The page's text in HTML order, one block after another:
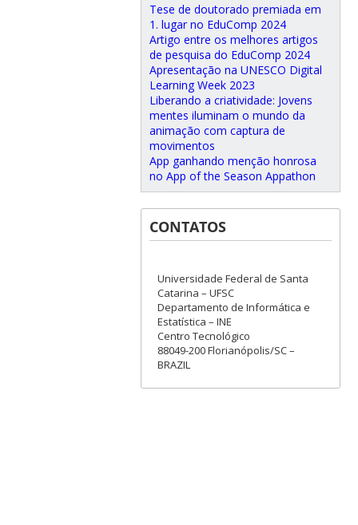
Tese de doutorado premiada em
1. lugar no EduComp 2024
Artigo entre os melhores artigos
de pesquisa do EduComp 2024
Apresentação na UNESCO Digital
Learning Week 2023
Liberando a criatividade: Jovens
mentes iluminam o mundo da
animação com captura de
movimentos
App ganhando menção honrosa
no App of the Season Appathon
CONTATOS
Universidade Federal de Santa
Catarina – UFSC
Departamento de Informática e
Estatística – INE
Centro Tecnológico
88049-200 Florianópolis/SC –
BRAZIL